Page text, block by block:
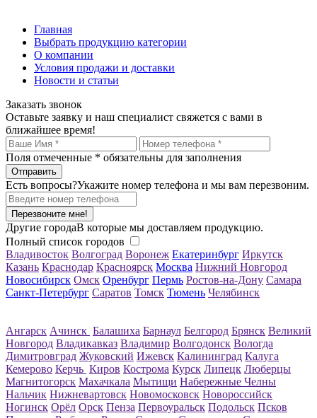
Главная
Выбрать продукцию категории
О компании
Условия продажи и доставки
Новости и статьи
Заказать звонок
Оставьте заявку и наш специалист свяжется с вами в
ближайшее время!
Поля отмеченные * обязательны для заполнения
Есть вопросы?Укажите номер телефона и мы вам перезвоним.
Перезвоните мне!
Другие городаВ которые мы доставляем продукцию.
Полный список городов
Владивосток Волгоград Воронеж Екатеринбург Иркутск
Казань Краснодар Красноярск Москва Нижний Новгород
Новосибирск Омск Оренбург Пермь Ростов-на-Дону Самара
Санкт-Петербург Саратов Томск Тюмень Челябинск
Ангарск Ачинск Балашиха Барнаул Белгород Брянск Великий
Новгород Владикавказ Владимир Волгодонск Вологда
Димитровград Жуковский Ижевск Калининград Калуга
Кемерово Керчь Киров Кострома Курск Липецк Люберцы
Магнитогорск Махачкала Мытищи Набережные Челны
Нальчик Нижневартовск Новомосковск Новороссийск
Ногинск Орёл Орск Пенза Первоуральск Подольск Псков